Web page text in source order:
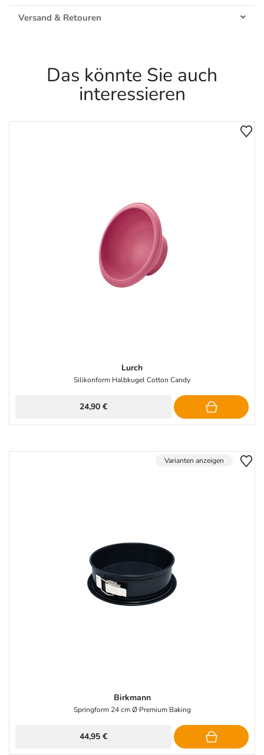
Versand & Retouren
Das könnte Sie auch
interessieren
Lurch
Silikonform Halbkugel Cotton Candy
24,90 €
Varianten anzeigen
Birkmann
Springform 24 cm Ø Premium Baking
44,95 €